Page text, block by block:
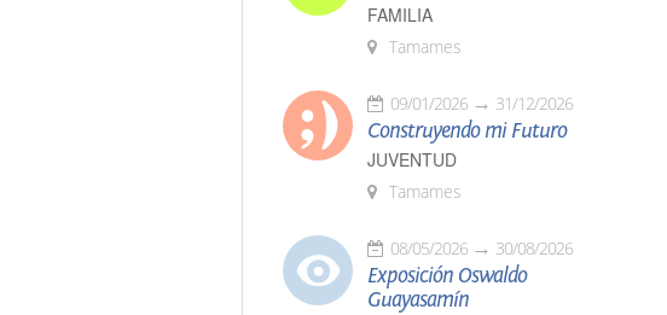
FAMILIA
Tamames
09/01/2026 31/12/2026
Construyendo mi Futuro
JUVENTUD
Tamames
08/05/2026 30/08/2026
Exposición Oswaldo
Guayasamín